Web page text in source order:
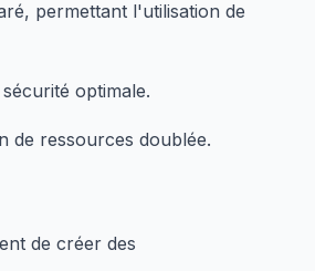
permettant l'utilisation de
optimale.
de ressources doublée.
de créer des